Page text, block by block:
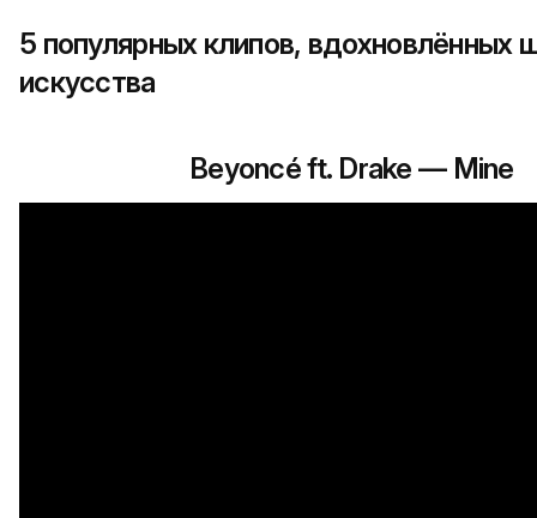
5 популярных клипов, вдохновлённых
искусства
Beyoncé ft. Drake — Mine